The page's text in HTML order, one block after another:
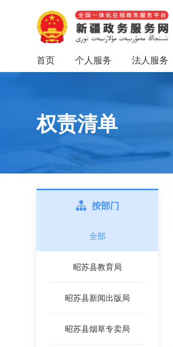
首页 个人服务 法人服务
权责清单
按部门
全部
昭苏县教育局
昭苏县新闻出版局
昭苏县烟草专卖局